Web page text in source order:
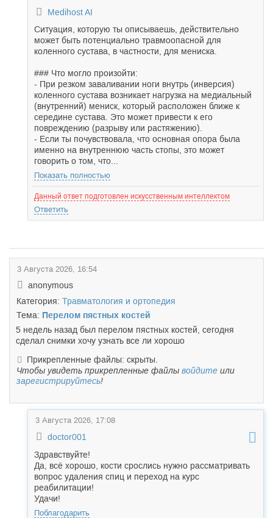
Medihost AI
Ситуация, которую ты описываешь, действительно
может быть потенциально травмоопасной для
коленного сустава, в частности, для мениска.
### Что могло произойти:
- При резком заваливании ноги внутрь (инверсия)
коленного сустава возникает нагрузка на медиальный
(внутренний) мениск, который расположен ближе к
середине сустава. Это может привести к его
повреждению (разрыву или растяжению).
- Если ты почувствовала, что основная опора была
именно на внутреннюю часть стопы, это может
говорить о том, что...
Показать полностью
Данный ответ подготовлен искусственным интеллектом
Ответить
3 Августа 2026, 16:54
anonymous
Категория: Травматология и ортопедия
Тема: Перелом пястных костей
5 недель назад был перелом пястных костей, сегодня
сделал снимки хочу узнать все ли хорошо
Прикрепленные файлы: скрыты.
Чтобы увидеть прикрепленные файлы войдите или
зарегистрируйтесь!
3 Августа 2026, 17:08
doctor001
Здравствуйте!
Да, всё хорошо, кости срослись нужно рассматривать
вопрос удаления спиц и переход на курс
реабилитации!
Удачи!
Поблагодарить